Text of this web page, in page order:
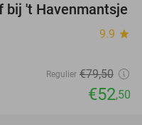
34%
bij 't Havenmantsje
9.9 star
Regulier €79,50
€52,50